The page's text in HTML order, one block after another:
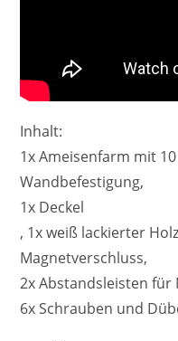
Inhalt:
1x Ameisenfarm mit
Wandbefestigung,
1x Deckel
, 1x weiß lackierter
Magnetverschluss,
2x Abstandsleisten für
6x Schrauben und